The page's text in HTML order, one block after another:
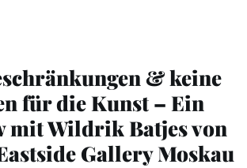
& keine
für die Kunst – Ein
mit Wildrik Batjes von
Gallery Moskau